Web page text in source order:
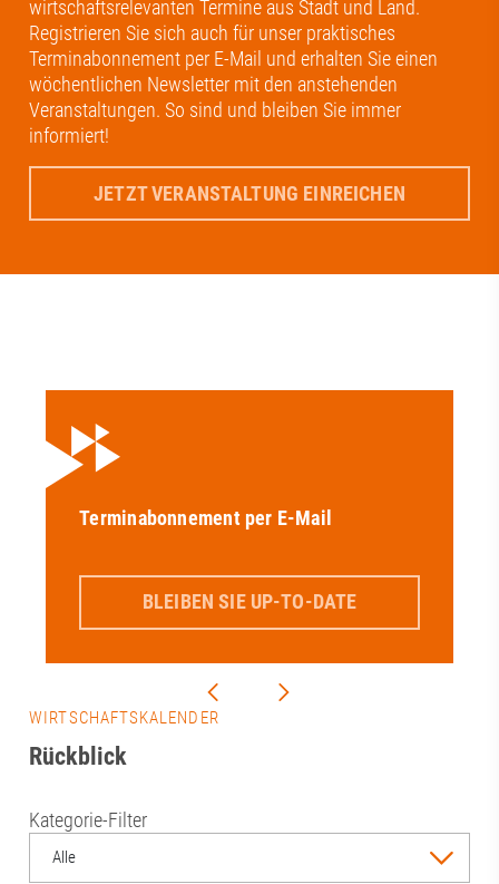
wirtschaftsrelevanten Termine aus Stadt und Land.
Registrieren Sie sich auch für unser praktisches
Terminabonnement per E-Mail und erhalten Sie einen
wöchentlichen Newsletter mit den anstehenden
Veranstaltungen. So sind und bleiben Sie immer
informiert!
JETZT VERANSTALTUNG EINREICHEN
Terminabonnement per E-Mail
BLEIBEN SIE UP-TO-DATE
WIRTSCHAFTSKALENDER
Rückblick
Kategorie-Filter
Alle